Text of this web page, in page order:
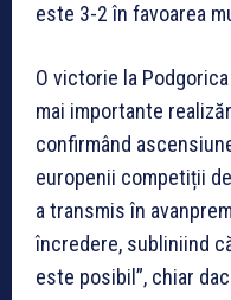
este 3-2 în favoarea
O victorie la
mai importante
confirmând
europenii competiții
a transmis în
încredere, subliniind
este posibil”, chiar